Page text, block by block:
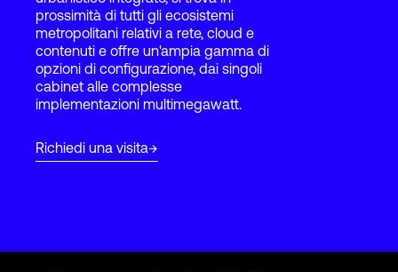
Accesso
prossimità di tutti gli ecosistemi
metropolitani relativi a rete, cloud e
contenuti e offre un'ampia gamma di
opzioni di configurazione, dai singoli
cabinet alle complesse
implementazioni multimegawatt.
Richiedi una visita